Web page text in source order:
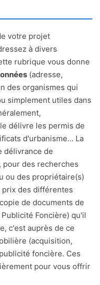
votre projet
à divers
rubrique vous donne
(adresse,
des organismes qui
simplement utiles dans
délivre les permis de
d'urbanisme... La
délivrance de
pour des recherches
ou des propriétaire(s)
prix des différentes
de documents de
Foncière) qu'il
c'est auprès de ce
(acquisition,
foncière. Ces
pour vous offrir